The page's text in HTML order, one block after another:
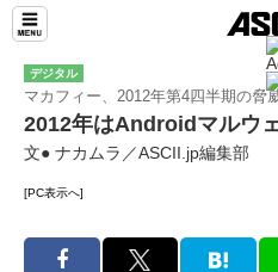
デジタル
マカフィー、2012年第4四半期の脅
2012年はAndroidマルウ
文● ナカムラ／ASCII.jp編集部
[PC表示へ]